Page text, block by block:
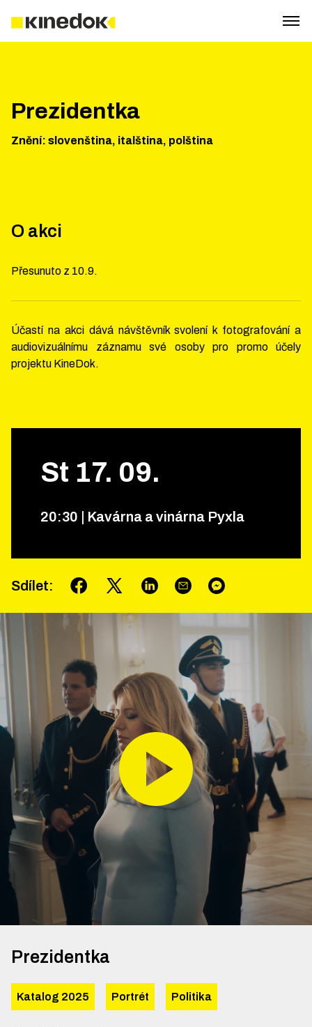
Prezidentka
Znění: slovenština, italština, polština
O akci
Přesunuto z 10.9.
Účastí na akci dává návštěvník svolení k fotografování a
audiovizuálnímu záznamu své osoby pro promo účely
projektu KineDok.
St 17. 09.
20:30 Kavárna a vinárna Pyxla
Sdílet:
Prezidentka
Katalog 2025 Portrét Politika